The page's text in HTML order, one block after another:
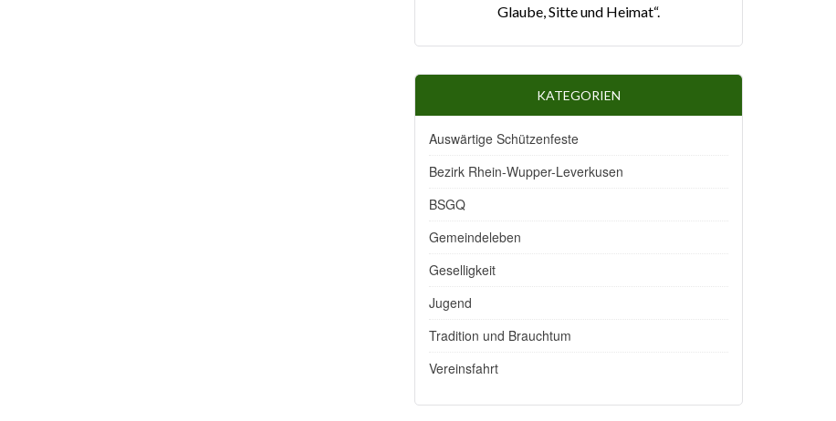
Glaube, Sitte und Heimat“.
KATEGORIEN
Auswärtige Schützenfeste
Bezirk Rhein-Wupper-Leverkusen
BSGQ
Gemeindeleben
Geselligkeit
Jugend
Tradition und Brauchtum
Vereinsfahrt